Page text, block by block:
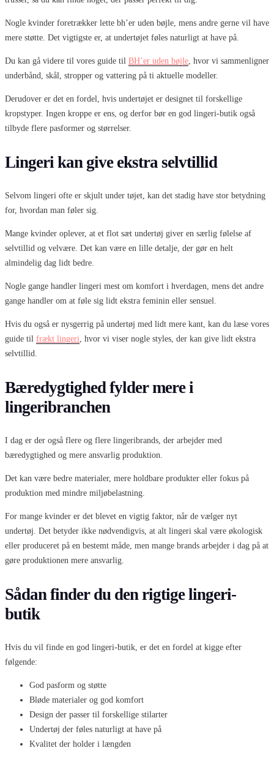
Nogle kvinder foretrækker lette bh’er uden bøjle, mens andre gerne vil have
mere støtte. Det vigtigste er, at undertøjet føles naturligt at have på.
Du kan gå videre til vores guide til BH’er uden bøjle , hvor vi sammenligner
underbånd, skål, stropper og vattering på ti aktuelle modeller.
Derudover er det en fordel, hvis undertøjet er designet til forskellige
kropstyper. Ingen kroppe er ens, og derfor bør en god lingeri-butik også
tilbyde flere pasformer og størrelser.
Lingeri kan give ekstra selvtillid
Selvom lingeri ofte er skjult under tøjet, kan det stadig have stor betydning
for, hvordan man føler sig.
Mange kvinder oplever, at et flot sæt undertøj giver en særlig følelse af
selvtillid og velvære. Det kan være en lille detalje, der gør en helt
almindelig dag lidt bedre.
Nogle gange handler lingeri mest om komfort i hverdagen, mens det andre
gange handler om at føle sig lidt ekstra feminin eller sensuel.
Hvis du også er nysgerrig på undertøj med lidt mere kant, kan du læse vores
guide til frækt lingeri , hvor vi viser nogle styles, der kan give lidt ekstra
selvtillid.
Bæredygtighed fylder mere i
lingeribranchen
I dag er der også flere og flere lingeribrands, der arbejder med
bæredygtighed og mere ansvarlig produktion.
Det kan være bedre materialer, mere holdbare produkter eller fokus på
produktion med mindre miljøbelastning.
For mange kvinder er det blevet en vigtig faktor, når de vælger nyt
undertøj. Det betyder ikke nødvendigvis, at alt lingeri skal være økologisk
eller produceret på en bestemt måde, men mange brands arbejder i dag på at
gøre produktionen mere ansvarlig.
Sådan finder du den rigtige lingeri-
butik
Hvis du vil finde en god lingeri-butik, er det en fordel at kigge efter
følgende:
God pasform og støtte
Bløde materialer og god komfort
Design der passer til forskellige stilarter
Undertøj der føles naturligt at have på
Kvalitet der holder i længden